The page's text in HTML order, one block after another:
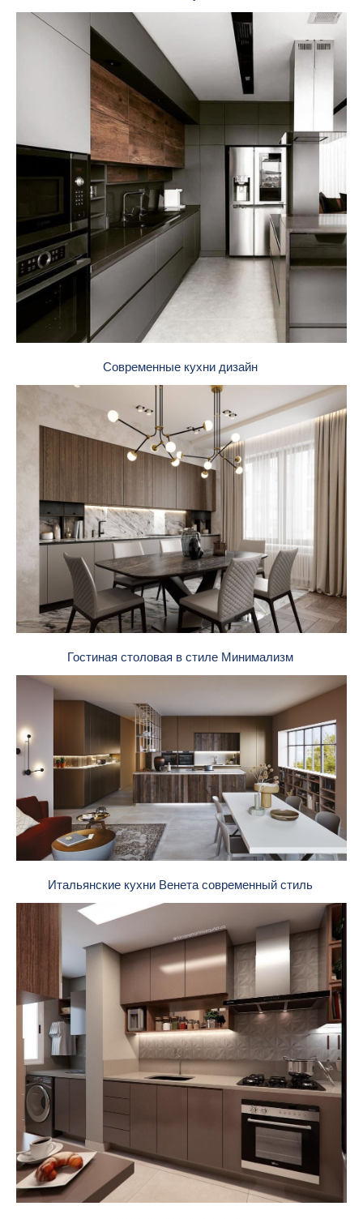
Современные кухни дизайн
Гостиная столовая в стиле Минимализм
Итальянские кухни Венета современный стиль